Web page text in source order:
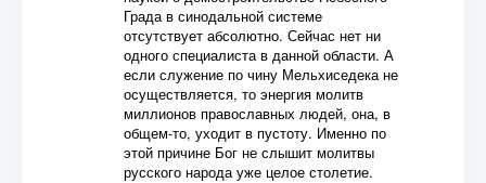
Града в синодальной системе
отсутствует абсолютно. Сейчас нет ни
одного специалиста в данной области. А
если служение по чину Мельхиседека не
осуществляется, то энергия молитв
миллионов православных людей, она, в
общем-то, уходит в пустоту. Именно по
этой причине Бог не слышит молитвы
русского народа уже целое столетие.